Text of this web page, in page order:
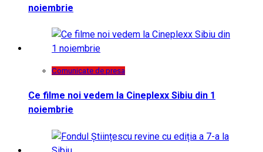
noiembrie
Comunicate de presa
Ce filme noi vedem la Cineplexx Sibiu din 1
noiembrie